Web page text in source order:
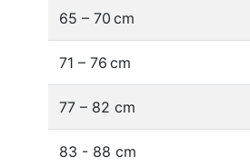
65 – 70 cm
71 – 76 cm
77 – 82 cm
83 - 88 cm